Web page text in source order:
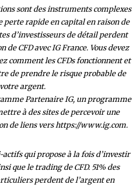
sont des instruments complexes
perte rapide en capital en raison de
d’investisseurs de détail perdent
de CFD avec IG France. Vous devez
comment les CFDs fonctionnent et
de prendre le risque probable de
argent.
Partenaire IG, un programme
à des sites de percevoir une
de liens vers https://www.ig.com.
qui propose à la fois d’investir
que le trading de CFD. 51% des
perdent de l’argent en